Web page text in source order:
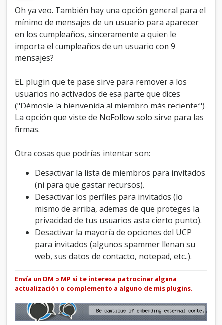
Oh ya veo. También hay una opción general para el
mínimo de mensajes de un usuario para aparecer
en los cumpleaños, sinceramente a quien le
importa el cumpleaños de un usuario con 9
mensajes?
EL plugin que te pase sirve para remover a los
usuarios no activados de esa parte que dices
("Démosle la bienvenida al miembro más reciente:").
La opción que viste de NoFollow solo sirve para las
firmas.
Otra cosas que podrías intentar son:
Desactivar la lista de miembros para invitados
(ni para que gastar recursos).
Desactivar los perfiles para invitados (lo
mismo de arriba, ademas de que proteges la
privacidad de tus usuarios asta cierto punto).
Desactivar la mayoría de opciones del UCP
para invitados (algunos spammer llenan su
web, sus datos de contacto, notepad, etc..).
Envía un DM o MP si te interesa patrocinar alguna
actualización o complemento a alguno de mis plugins.